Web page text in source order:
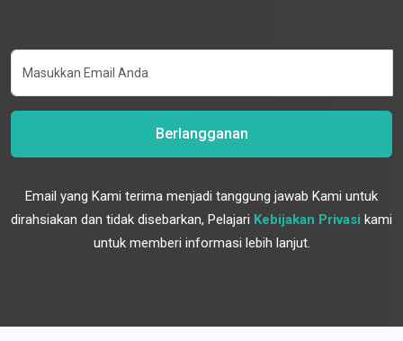
Berlangganan
Email yang Kami terima menjadi tanggung jawab Kami untuk
dirahsiakan dan tidak disebarkan, Pelajari Kebijakan Privasi kami
untuk memberi informasi lebih lanjut.